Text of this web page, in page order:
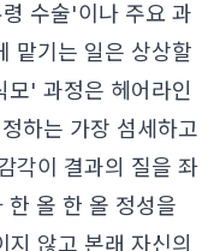
수술'이나 주요 과
맡기는 일은 상상할
' 과정은 헤어라인
하는 가장 섬세하고
각이 결과의 질을 좌
한 올 한 올 정성을
않고 본래 자신의